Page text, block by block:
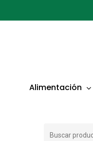
al
Presionar
Alimentación